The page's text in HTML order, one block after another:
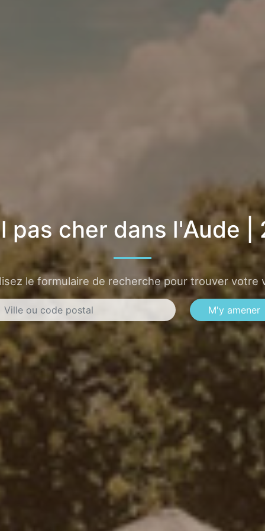
pas cher dans l'Aude |
le formulaire de recherche pour trouver votre
M'y amener